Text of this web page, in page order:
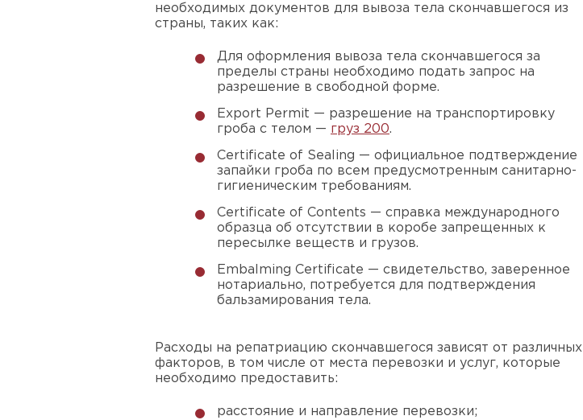
необходимых документов для вывоза тела скончавшегося из
страны, таких как:
Для оформления вывоза тела скончавшегося за
пределы страны необходимо подать запрос на
разрешение в свободной форме.
Export Permit — разрешение на транспортировку
гроба с телом — груз 200.
Certificate of Sealing — официальное подтверждение
запайки гроба по всем предусмотренным санитарно-
гигиеническим требованиям.
Certificate of Contents — справка международного
образца об отсутствии в коробе запрещенных к
пересылке веществ и грузов.
Embalming Certificate — свидетельство, заверенное
нотариально, потребуется для подтверждения
бальзамирования тела.
Расходы на репатриацию скончавшегося зависят от различных
факторов, в том числе от места перевозки и услуг, которые
необходимо предоставить:
расстояние и направление перевозки;